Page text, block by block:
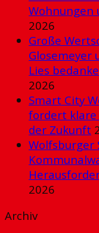
Wohnungen
2026
Große
Glosemeyer
Lies
2026
Smart City
fordert
der Zukunft
Wolfsburger
2026
Archiv